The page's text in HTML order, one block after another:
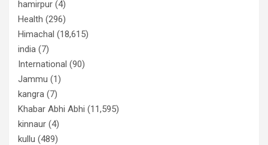
hamirpur (4)
Health (296)
Himachal (18,615)
india (7)
International (90)
Jammu (1)
kangra (7)
Khabar Abhi Abhi (11,595)
kinnaur (4)
kullu (489)